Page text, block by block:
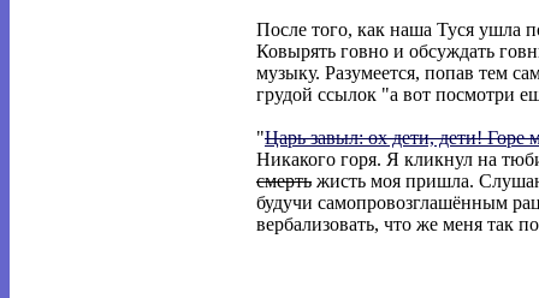
После того, как наша Туся ушла
Ковырять говно и обсуждать
музыку. Разумеется, попав тем
грудой ссылок "а вот посмотри
"Царь завыл: ох дети, дети! Горе
Никакого горя. Я кликнул на
смерть жисть моя пришла.
будучи самопровозглашённым
вербализовать, что же меня так